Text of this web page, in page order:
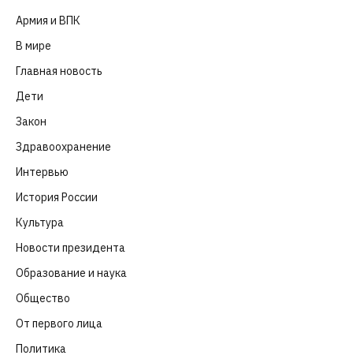
Армия и ВПК
В мире
Главная новость
Дети
Закон
Здравоохранение
Интервью
История России
Культура
Новости президента
Образование и наука
Общество
От первого лица
Политика